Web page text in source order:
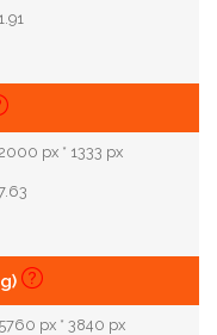
1.91
px * 1333 px
5760 px * 3840 px